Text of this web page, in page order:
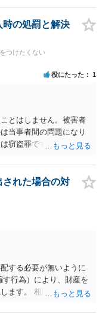
画)してしまいました。下
ありますが、少なくと
逮捕勾留されるケース
的には不起訴ないし各
ます）。2度としないこ
。
時の処罰と解決
つけたくない
役にたった 1
とはしません。被害者
当事者間の問題になり
窃盗罪ですので、逮捕
れた場合の対
する必要が無いように
行為）により、財産を
ます。 相談者さんは、
はできません。 おそら